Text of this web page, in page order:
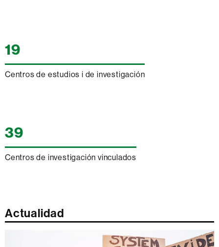
19
Centros de estudios i de investigación
39
Centros de investigación vinculados
Actualidad